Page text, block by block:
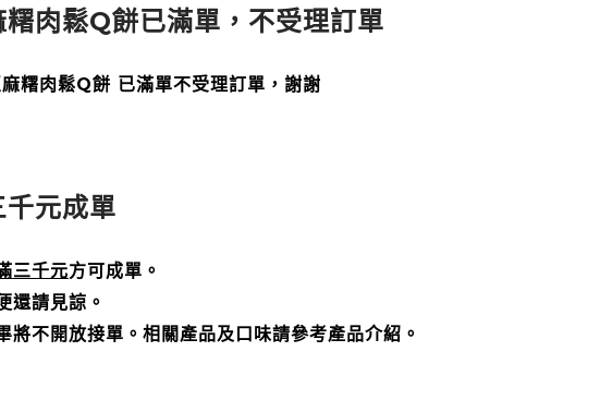
肉鬆Q餅已滿單，不受理訂單
糬肉鬆Q餅 已滿單不受理訂單，謝謝
元成單
三千元方可成單。
還請見諒。
將不開放接單。相關產品及口味請參考產品介紹。